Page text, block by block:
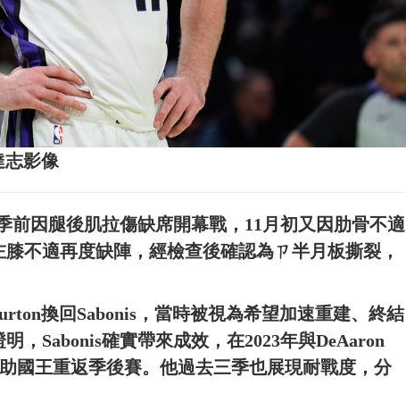
志影像
前因腿後肌拉傷缺席開幕戰，11月初又因肋骨不適
不適再度缺陣，經檢查後確認為ㄗ半月板撕裂，
換回Sabonis，當時被視為希望加速重建、終結
，Sabonis確實帶來成效，在2023年與DeAaron
國王重返季後賽。他過去三季也展現耐戰度，分